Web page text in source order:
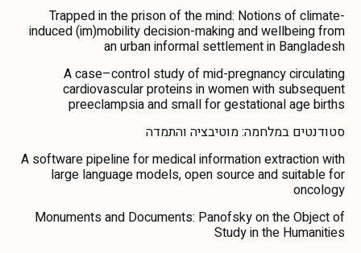
Trapped in the prison of the mind: Notions of climate-
induced (im)mobility decision-making and wellbeing from
an urban informal settlement in Bangladesh
A case–control study of mid-pregnancy circulating
cardiovascular proteins in women with subsequent
preeclampsia and small for gestational age births
סטודנטים במלחמה: מוטיבציה והתמדה
A software pipeline for medical information extraction with
large language models, open source and suitable for
oncology
Monuments and Documents: Panofsky on the Object of
Study in the Humanities